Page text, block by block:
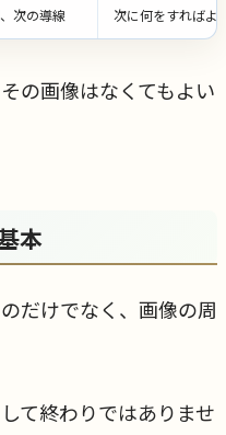
次の導線 次に何をすればよ
の画像はなくてもよい
本
だけでなく、画像の周
て終わりではありませ